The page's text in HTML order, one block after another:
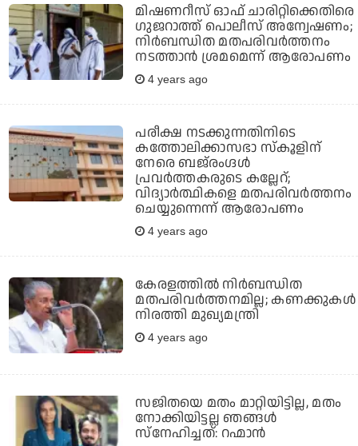
മിഷണറീസ് ഓഫ് ചാരിറ്റിക്കെതിരെ
ഗുജറാത്ത് പൊലീസ് അന്വേഷണം;
നിര്‍ബന്ധിത മതപരിവര്‍ത്തനം
നടത്താന്‍ ശ്രമമെന്ന് ആരോപണം
4 years ago
പരീക്ഷ നടക്കുന്നതിനിടെ
കത്തോലിക്കാസഭാ സ്‌കൂളിന്
നേരെ ബജ്‌രംഗ്ദള്‍
പ്രവര്‍ത്തകരുടെ കല്ലേറ്;
വിദ്യാര്‍ത്ഥികളെ മതപരിവര്‍ത്തനം
ചെയ്യുന്നെന്ന് ആരോപണം
4 years ago
കേരളത്തില്‍ നിര്‍ബന്ധിത
മതപരിവര്‍ത്തനമില്ല; കണക്കുകള്‍
നിരത്തി മുഖ്യമന്ത്രി
4 years ago
സജിതയെ മതം മാറ്റിയിട്ടില്ല, മതം
നോക്കിയിട്ടല്ല ഞങ്ങള്‍
സ്നേഹിച്ചത്: റഹ്മാന്‍